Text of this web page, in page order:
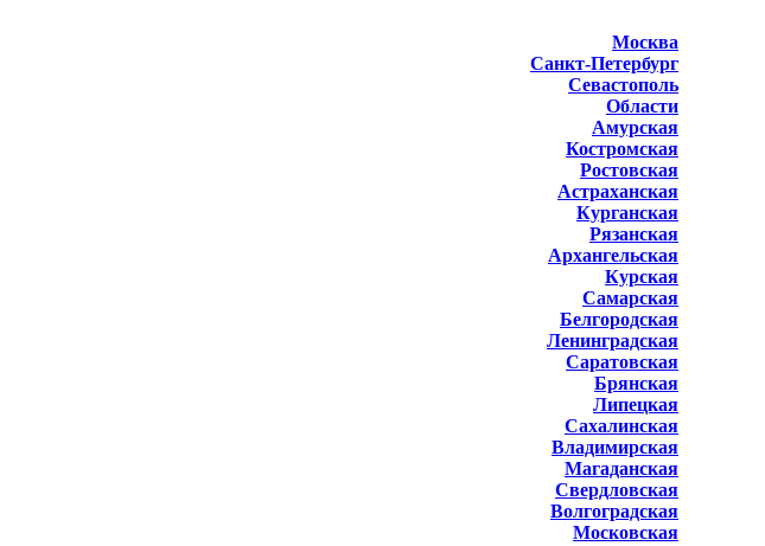
Москва
Санкт-Петербург
Севастополь
Области
Амурская
Костромская
Ростовская
Астраханская
Курганская
Рязанская
Архангельская
Курская
Самарская
Белгородская
Ленинградская
Саратовская
Брянская
Липецкая
Сахалинская
Владимирская
Магаданская
Свердловская
Волгоградская
Московская